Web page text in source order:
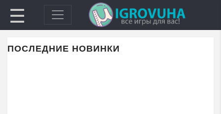
☰
ПОСЛЕДНИЕ НОВИНКИ